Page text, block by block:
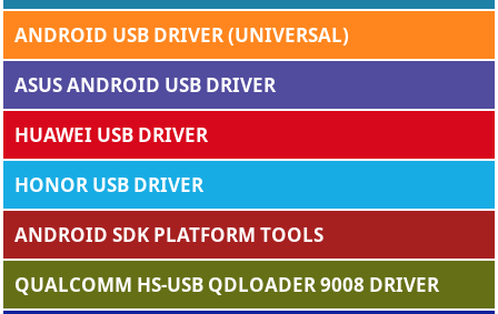
ANDROID USB DRIVER (UNIVERSAL)
ASUS ANDROID USB DRIVER
HUAWEI USB DRIVER
HONOR USB DRIVER
ANDROID SDK PLATFORM TOOLS
QUALCOMM HS-USB QDLOADER 9008 DRIVER